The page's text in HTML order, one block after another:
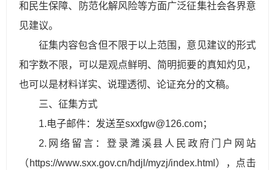
和民生保障、防范化解风险等方面广泛征集社会各界意
见建议。
征集内容包含但不限于以上范围，意见建议的形式
和字数不限，可以是观点鲜明、简明扼要的真知灼见，
也可以是材料详实、说理透彻、论证充分的文稿。
三、征集方式
1.电子邮件：发送至sxxfgw@126.com；
2.网络留言：登录濉溪县人民政府门户网站
（ https://www.sxx.gov.cn/hdjl/myzj/index.html ），点击